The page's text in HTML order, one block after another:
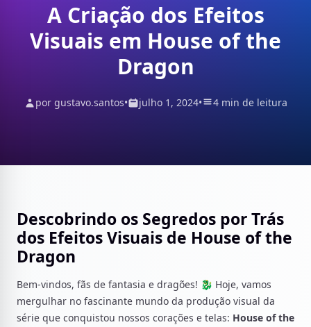
A Criação dos Efeitos
Visuais em House of the
Dragon
por gustavo.santos• julho 1, 2024• 4 min de leitura
Descobrindo os Segredos por Trás
dos Efeitos Visuais de House of the
Dragon
Bem-vindos, fãs de fantasia e dragões! 🐉 Hoje, vamos
mergulhar no fascinante mundo da produção visual da
série que conquistou nossos corações e telas: House of the